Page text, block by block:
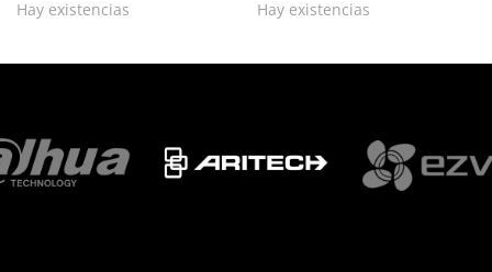
Hay existencias Hay existencias